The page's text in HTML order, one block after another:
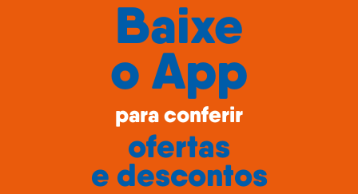
Baixe
o App
para conferir
ofertas
e descontos